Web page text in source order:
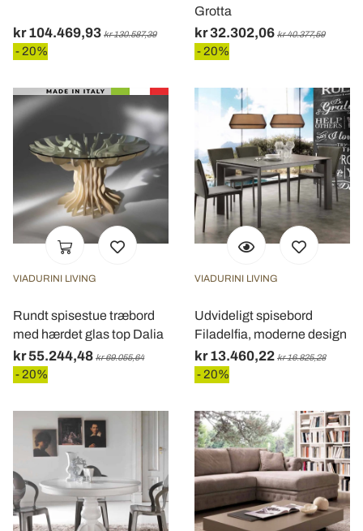
kr 104.469,93 kr 130.587,39
- 20%
Grotta
kr 32.302,06 kr 40.377,59
- 20%
VIADURINI LIVING
Rundt spisestue træbord
med hærdet glas top Dalia
kr 55.244,48 kr 69.055,64
- 20%
VIADURINI LIVING
Udvideligt spisebord
Filadelfia, moderne design
kr 13.460,22 kr 16.825,28
- 20%